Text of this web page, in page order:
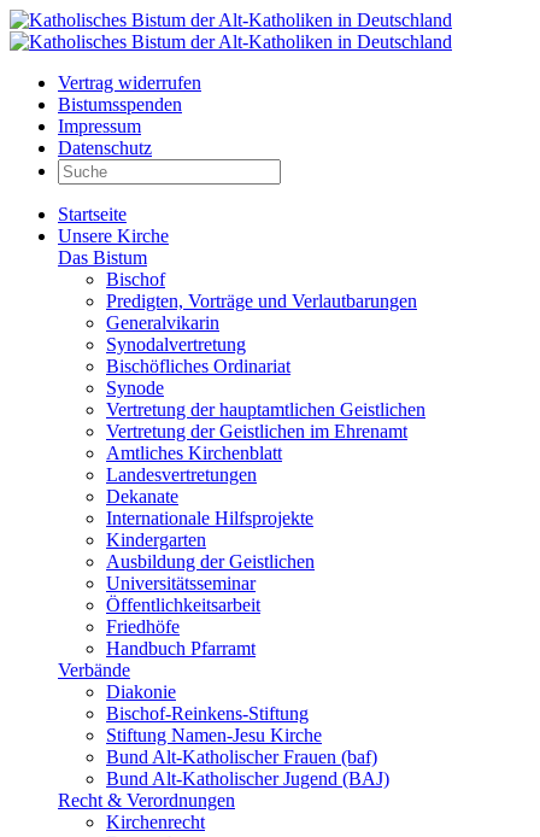
Vertrag widerrufen
Bistumsspenden
Impressum
Datenschutz
Startseite
Unsere Kirche
Das Bistum
Bischof
Predigten, Vorträge und Verlautbarungen
Generalvikarin
Synodalvertretung
Bischöfliches Ordinariat
Synode
Vertretung der hauptamtlichen Geistlichen
Vertretung der Geistlichen im Ehrenamt
Amtliches Kirchenblatt
Landesvertretungen
Dekanate
Internationale Hilfsprojekte
Kindergarten
Ausbildung der Geistlichen
Universitätsseminar
Öffentlichkeitsarbeit
Friedhöfe
Handbuch Pfarramt
Verbände
Diakonie
Bischof-Reinkens-Stiftung
Stiftung Namen-Jesu Kirche
Bund Alt-Katholischer Frauen (baf)
Bund Alt-Katholischer Jugend (BAJ)
Recht & Verordnungen
Kirchenrecht